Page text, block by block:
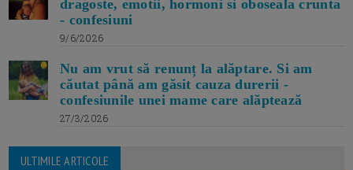
dragoste, emotii, hormoni si oboseala crunta
- confesiuni
9/6/2026
Nu am vrut să renunț la alăptare. Si am
căutat până am găsit cauza durerii -
confesiunile unei mame care alăptează
27/3/2026
ULTIMILE ARTICOLE